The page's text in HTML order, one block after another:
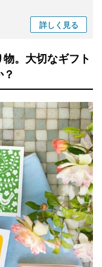
詳しく 見る
。大切なギフト